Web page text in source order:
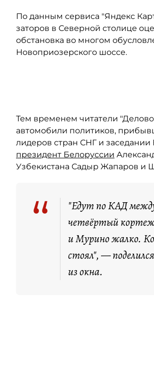
По данным сервиса "Яндекс
заторов в Северной столице
обстановка во многом
Новоприозерского шоссе.
Тем временем читатели
автомобили политиков,
лидеров стран СНГ и
президент Белоруссии
Узбекистана Садыр Жапаров и
“
"Едут по КАД
четвёртый
и Мурино жалко.
стоял", —
из окна.